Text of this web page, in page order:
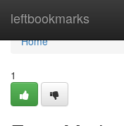
leftbookmarks
Home
Home
1